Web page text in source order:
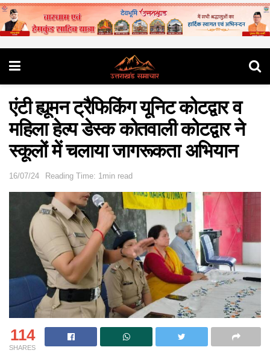
एंटी ह्यूमन ट्रैफिकिंग यूनिट कोटद्वार व
महिला हेल्प डेस्क कोतवाली कोटद्वार ने
स्कूलों में चलाया जागरूकता अभियान
16/07/24 Reading Time: 1min read
114
SHARES